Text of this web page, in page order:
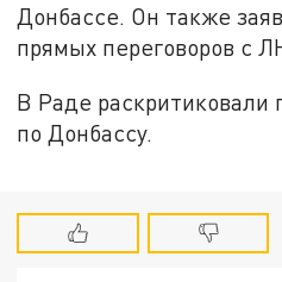
Донбассе. Он также
прямых переговоров с
В Раде раскритиковали
по Донбассу.